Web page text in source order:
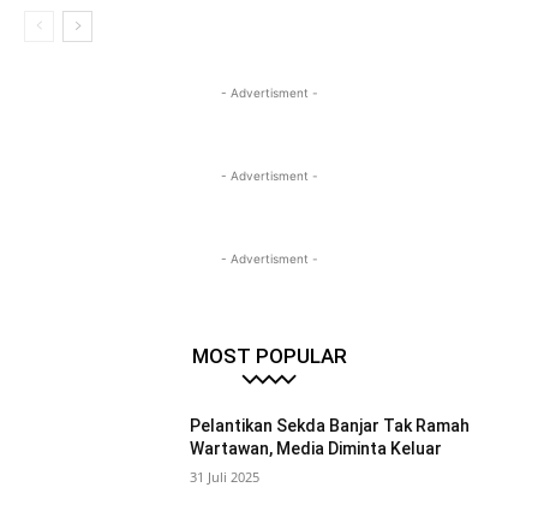
- Advertisment -
- Advertisment -
- Advertisment -
MOST POPULAR
Pelantikan Sekda Banjar Tak Ramah
Wartawan, Media Diminta Keluar
31 Juli 2025